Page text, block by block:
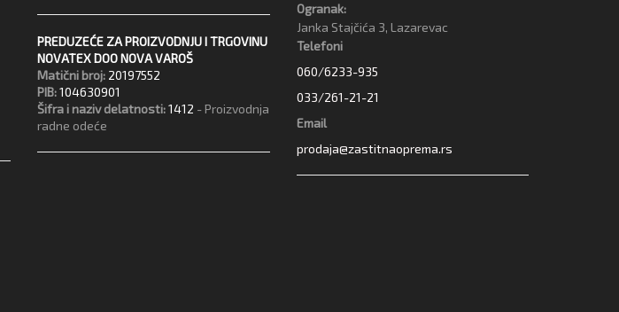
PREDUZEĆE ZA PROIZVODNJU I TRGOVINU
NOVATEX DOO NOVA VAROŠ
Matični broj: 20197552
PIB:104630901
Šifra i naziv delatnosti:1412 - Proizvodnja
radne odeće
Ogranak:
Janka Stajčića 3, Lazarevac
Telefoni
060/6233-935
033/261-21-21
Email
prodaja@zastitnaoprema.rs